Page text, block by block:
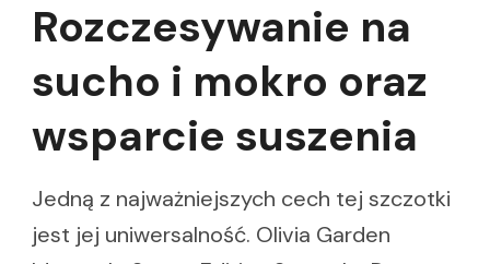
Rozczesywanie na
sucho i mokro oraz
wsparcie suszenia
Jedną z najważniejszych cech tej szczotki
jest jej uniwersalność. Olivia Garden